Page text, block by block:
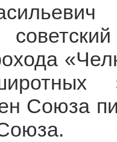
Союза